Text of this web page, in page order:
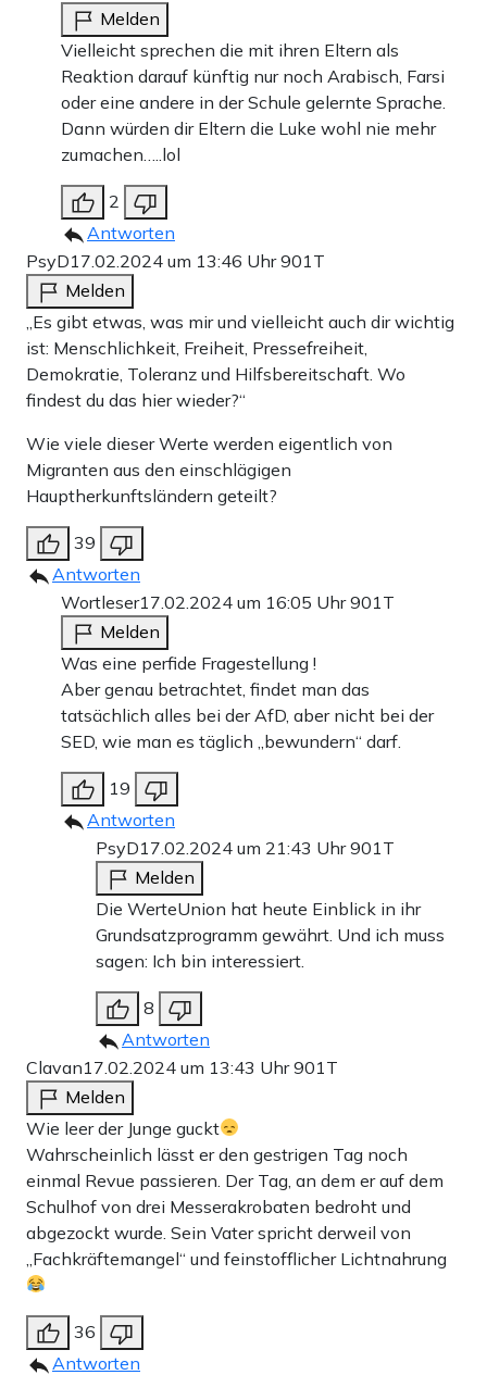
Melden
Vielleicht sprechen die mit ihren Eltern als
Reaktion darauf künftig nur noch Arabisch, Farsi
oder eine andere in der Schule gelernte Sprache.
Dann würden dir Eltern die Luke wohl nie mehr
zumachen…..lol
2
Antworten
PsyD17.02.2024 um 13:46 Uhr901T
Melden
„Es gibt etwas, was mir und vielleicht auch dir wichtig
ist: Menschlichkeit, Freiheit, Pressefreiheit,
Demokratie, Toleranz und Hilfsbereitschaft. Wo
findest du das hier wieder?“
Wie viele dieser Werte werden eigentlich von
Migranten aus den einschlägigen
Hauptherkunftsländern geteilt?
39
Antworten
Wortleser17.02.2024 um 16:05 Uhr901T
Melden
Was eine perfide Fragestellung !
Aber genau betrachtet, findet man das
tatsächlich alles bei der AfD, aber nicht bei der
SED, wie man es täglich „bewundern“ darf.
19
Antworten
PsyD17.02.2024 um 21:43 Uhr901T
Melden
Die WerteUnion hat heute Einblick in ihr
Grundsatzprogramm gewährt. Und ich muss
sagen: Ich bin interessiert.
8
Antworten
Clavan17.02.2024 um 13:43 Uhr901T
Melden
Wie leer der Junge guckt
Wahrscheinlich lässt er den gestrigen Tag noch
einmal Revue passieren. Der Tag, an dem er auf dem
Schulhof von drei Messerakrobaten bedroht und
abgezockt wurde. Sein Vater spricht derweil von
„Fachkräftemangel“ und feinstofflicher Lichtnahrung
36
Antworten